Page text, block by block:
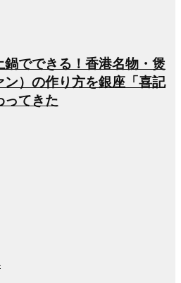
でできる！香港名物・煲
）の作り方を銀座「喜記
ってきた